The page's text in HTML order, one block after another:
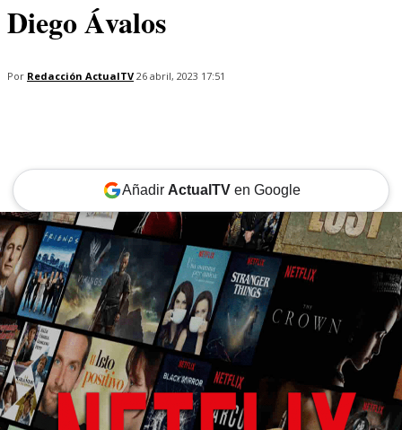
Diego Ávalos
Por Redacción ActualTV 26 abril, 2023 17:51
Añadir ActualTVen Google